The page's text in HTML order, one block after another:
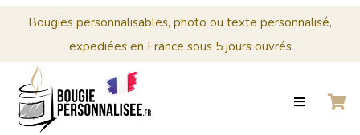
Bougies personnalisables, photo ou texte personnalisé,
expediées en France sous 5 jours ouvrés
Menu
ACCUEIL
CRÉER
VOTRE
Cérémonies
BOUGIES
MARIAGE
PERSONNALISÉES
0 Panier
Panier